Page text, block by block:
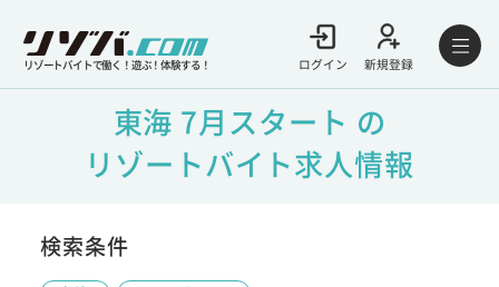
リゾートバイトで働く！遊ぶ！体験する！ ログイン 新規登録
東海 7月スタート の
リゾートバイト求人情報
検索条件